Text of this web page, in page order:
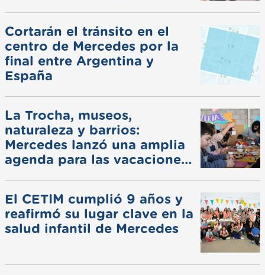
Cortarán el tránsito en el
centro de Mercedes por la
final entre Argentina y
España
La Trocha, museos,
naturaleza y barrios:
Mercedes lanzó una amplia
agenda para las vacaciones
El CETIM cumplió 9 años y
reafirmó su lugar clave en la
salud infantil de Mercedes